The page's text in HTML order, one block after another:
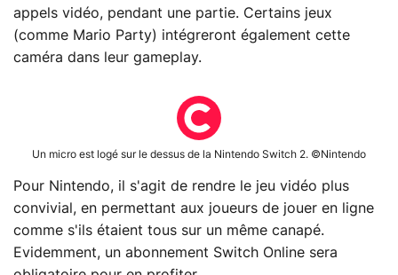
appels vidéo, pendant une partie. Certains jeux
(comme Mario Party) intégreront également cette
caméra dans leur gameplay.
Un micro est logé sur le dessus de la Nintendo Switch 2. ©Nintendo
Pour Nintendo, il s'agit de rendre le jeu vidéo plus
convivial, en permettant aux joueurs de jouer en ligne
comme s'ils étaient tous sur un même canapé.
Evidemment, un abonnement Switch Online sera